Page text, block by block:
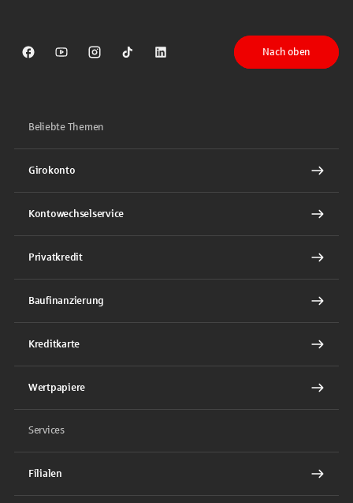
Sparkasse auf Facebook
Sparkasse auf Youtube
Sparkasse auf Instagram
Sparkasse auf TikTok
Sparkasse auf LinkedIn
Nach oben
Beliebte Themen
Girokonto
Kontowechselservice
Privatkredit
Baufinanzierung
Kreditkarte
Wertpapiere
Services
Filialen